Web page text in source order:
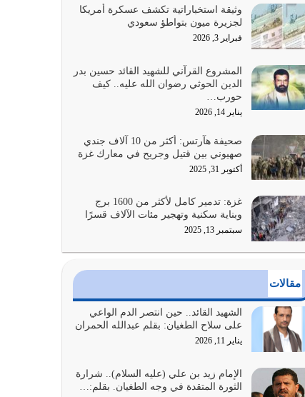
عندما يكون عدوك هو عدو الله معناه أن تكون نقاط
الضعف فيه كثيرة وسينصرك الله عليه إذا…
يوليو 26, 2026
أراد الله لهذه الأمة ان تكون خير امة أخرجت للناس
بالنهوض بالأمر بالمعروف والنهي عن…
يوليو 25, 2026
الدين الذي شرعه الله لا يجوز أن يخضع لآرائنا وأهوائنا
واجتهاداتنا لأننا سنختلف ونتفرق
يوليو 24, 2026
أي أمة تتفرق في الدين وتتفرق في كيانها معناه أنها
أصبحت أمة عاجزة عن النهوض…
يوليو 23, 2026
المُلك كله لله تعالى يؤتيه من يشاء وينزعه ممن يشاء
ويعز من يشاء ويذل من يشاء
يوليو 21, 2026
{إِنَّ الدِّينَ عِنْدَ اللَّهِ الْإسْلامُ} الدين الذي شرعه الله
وثيقة استخباراتية تكشف عسكرة أمريكا
لجزيرة ميون بتواطؤ سعودي
فبراير 3, 2026
المشروع القرآني للشهيد القائد حسين بدر
الدين الحوثي رضوان الله عليه.. كيف
حورب…
يناير 14, 2026
صحيفة هآرتس: أكثر من 10 آلاف جندي
صهيوني بين قتيل وجريح في معارك غزة
أكتوبر 31, 2025
غزة: تدمير كامل لأكثر من 1600 برج
وبناية سكنية وتهجير مئات الآلاف قسرًا
سبتمبر 13, 2025
مقالات
الشهيد القائد.. حين انتصر الدم الواعي
على سلاح الطغيان: بقلم عبدالله الحمران
يناير 11, 2026
الإمام زيد بن علي (عليه السلام).. شرارة
الثورة المتقدة في وجه الطغيان. بقلم:…